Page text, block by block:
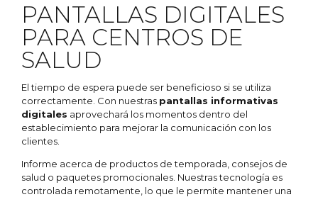
PANTALLAS DIGITALES
PARA CENTROS DE
SALUD
El tiempo de espera puede ser beneficioso si se utiliza
correctamente. Con nuestras pantallas informativas
digitales aprovechará los momentos dentro del
establecimiento para mejorar la comunicación con los
clientes.
Informe acerca de productos de temporada, consejos de
salud o paquetes promocionales. Nuestras tecnología es
controlada remotamente, lo que le permite mantener una